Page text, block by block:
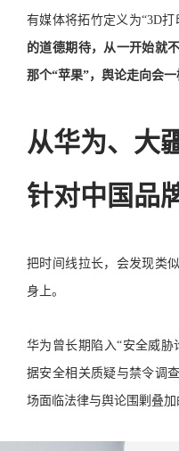
有媒体将拓竹定义为“3D
的道德期待，从一开始就
那个“苹果”，舆论走向会一
从华为、大
针对中国品
把时间线拉长，会发现类
身上。
华为曾长期陷入“安全威
据安全相关质疑与禁令调
场面临法律与舆论围剿叠加